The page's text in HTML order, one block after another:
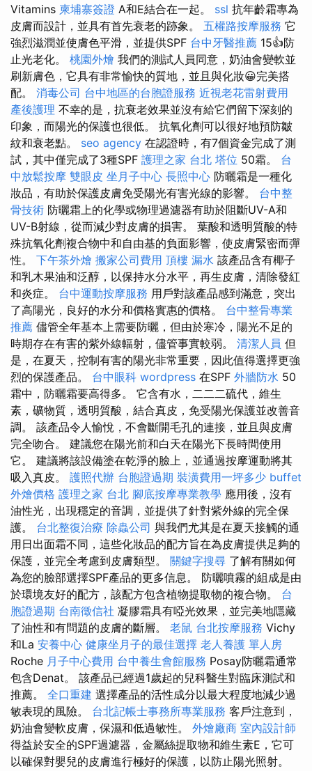
Vitamins 柬埔寨簽證 A和E結合在一起。 ssl 抗年齡霜專為
皮膚而設計，並具有首先衰老的跡象。 五權路按摩服務 它
強烈滋潤並使膚色平滑，並提供SPF 台中牙醫推薦 15👍防
止光老化。 桃園外燴 我們的測試人員同意，奶油會變軟並
刷新膚色，它具有非常愉快的質地，並且與化妝😀完美搭
配。 消毒公司 台中地區的台胞證服務 近視老花雷射費用
產後護理 不幸的是，抗衰老效果並沒有給它們留下深刻的
印象，而陽光的保護也很低。 抗氧化劑可以很好地預防皺
紋和衰老點。 seo agency 在認證時，有7個資金完成了測
試，其中僅完成了3種SPF 護理之家 台北 塔位 50霜。 台
中放鬆按摩 雙眼皮 坐月子中心 長照中心 防曬霜是一種化
妝品，有助於保護皮膚免受陽光有害光線的影響。 台中整
骨技術 防曬霜上的化學或物理過濾器有助於阻斷​​UV-A和
UV-B射線，從而減少對皮膚的損害。 葉酸和透明質酸的特
殊抗氧化劑複合物中和自由基的負面影響，使皮膚緊密而彈
性。 下午茶外燴 搬家公司費用 頂樓 漏水 該產品含有椰子
和乳木果油和泛醇，以保持水分水平，再生皮膚，清除發紅
和炎症。 台中運動按摩服務 用戶對該產品感到滿意，突出
了高陽光，良好的水分和價格實惠的價格。 台中整骨專業
推薦 儘管全年基本上需要防曬，但由於寒冷，陽光不足的
時期存在有害的紫外線輻射，儘管事實較弱。 清潔人員 但
是，在夏天，控制有害的陽光非常重要，因此值得選擇更強
烈的保護產品。 台中眼科 wordpress 在SPF 外牆防水 50
霜中，防曬霜要高得多。 它含有水，二二二硫代，維生
素，礦物質，透明質酸，結合真皮，免受陽光保護並改善音
調。 該產品令人愉悅，不會斷開毛孔的連接，並且與皮膚
完全吻合。 建議您在陽光前和白天在陽光下長時間使用
它。 建議將該設備塗在乾淨的臉上，並通過按摩運動將其
吸入真皮。 護照代辦 台胞證過期 裝潢費用一坪多少 buffet
外燴價格 護理之家 台北 腳底按摩專業教學 應用後，沒有
油性光，出現穩定的音調，並提供了針對紫外線的完全保
護。 台北整復治療 除蟲公司 與我們尤其是在夏天接觸的通
用日出面霜不同，這些化妝品的配方旨在為皮膚提供足夠的
保護，並完全考慮到皮膚類型。 關鍵字搜尋 了解有關如何
為您的臉部選擇SPF產品的更多信息。 防曬噴霧的組成是由
於環境友好的配方，該配方包含植物提取物的複合物。 台
胞證過期 台南徵信社 凝膠霜具有啞光效果，並完美地隱藏
了油性和有問題的皮膚的斷層。 老鼠 台北按摩服務 Vichy
和La 安養中心 健康坐月子的最佳選擇 老人養護 單人房
Roche 月子中心費用 台中養生會館服務 Posay防曬霜通常
包含Denat。 該產品已經過1歲起的兒科醫生對臨床測試和
推薦。 全口重建 選擇產品的活性成分以最大程度地減少過
敏表現的風險。 台北記帳士事務所專業服務 客戶注意到，
奶油會變軟皮膚，保濕和低過敏性。 外燴廠商 室內設計師
得益於安全的SPF過濾器，金屬絲提取物和維生素E，它可
以確保對嬰兒的皮膚進行極好的保護，以防止陽光照射。